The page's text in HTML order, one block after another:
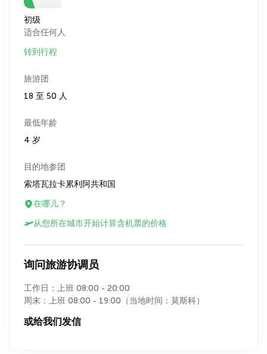
初级
适合任何人
转到行程
旅游团
18 至 50 人
最低年龄
4 岁
目的地参团
索塔瓦拉卡累利阿共和国
在哪儿？
从您所在城市开始计算含机票的价格
询问旅游协调员
工作日：上班 08:00 - 20:00
周末：上班 08:00 - 19:00（当地时间：莫斯科）
或给我们发信